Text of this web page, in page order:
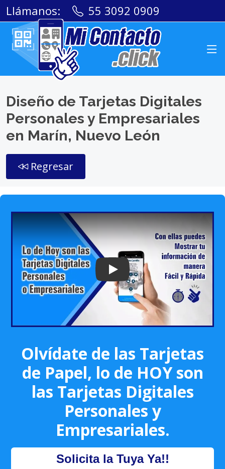
Llámanos: 55 3092 0909
Diseño de Tarjetas Digitales
Personales y Empresariales
en Marín, Nuevo León
Regresar
Play: Keynote (Google I/O '18)
Olvídate de las Tarjetas
de Papel, lo de HOY son
las Tarjetas Digitales
Personales y
Empresariales.
Solicita la Tuya Ya!!